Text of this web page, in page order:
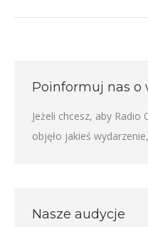
Poinformuj nas o
Jeżeli chcesz, aby
objęło jakieś wydarzenie,
Nasze audycje